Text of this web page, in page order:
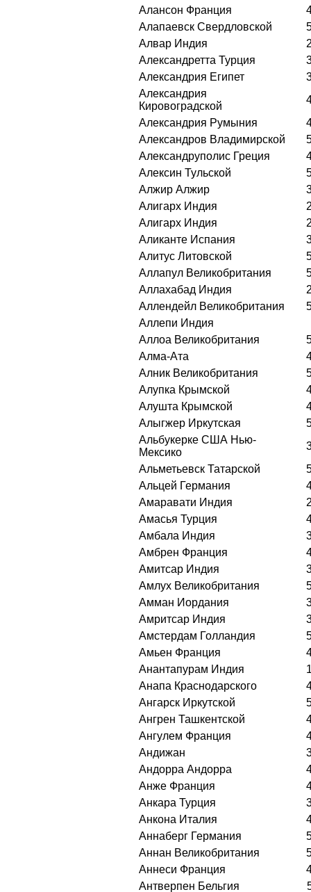
Алансон Франция
Алапаевск Свердловской
Алвар Индия
Александретта Турция
Александрия Египет
Александрия
Кировоградской
Александрия Румыния
Александров Владимирской
Александруполис Греция
Алексин Тульской
Алжир Алжир
Алигарх Индия
Алигарх Индия
Аликанте Испания
Алитус Литовской
Аллапул Великобритания
Аллахабад Индия
Аллендейл Великобритания
Аллепи Индия
Аллоа Великобритания
Алма-Ата
Алник Великобритания
Алупка Крымской
Алушта Крымской
Алыгжер Иpкутская
Альбукерке США Нью-
Мексико
Альметьевск Татарской
Альцей Германия
Амаравати Индия
Амасья Турция
Амбала Индия
Амбрен Франция
Амитсар Индия
Амлух Великобритания
Амман Иордания
Амритсар Индия
Амстердам Голландия
Амьен Франция
Анантапурам Индия
Анапа Краснодарского
Ангарск Иркутской
Ангрен Ташкентской
Ангулем Франция
Андижан
Андорра Андорра
Анже Франция
Анкара Турция
Анкона Италия
Аннаберг Германия
Аннан Великобритания
Аннеси Франция
Антверпен Бельгия